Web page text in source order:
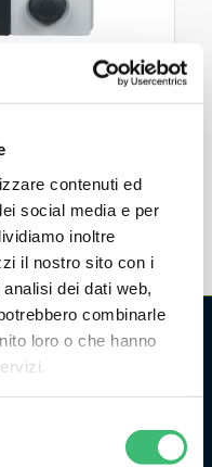
contenuti ed
social media e per
inoltre
il nostro sito con i
dei dati web,
combinarle
loro o che hanno
, ed opera nel
Fa parte di